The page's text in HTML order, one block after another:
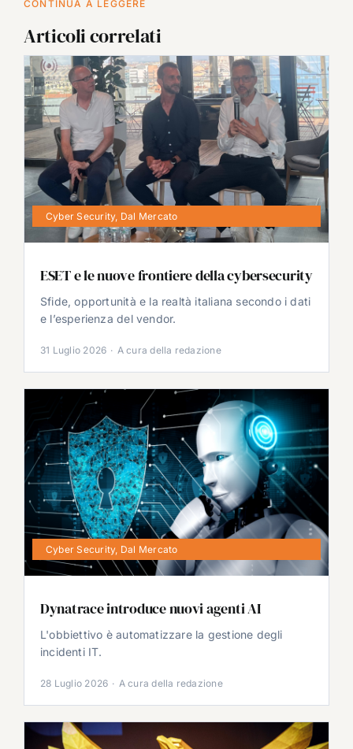
CONTINUA A LEGGERE
Articoli correlati
Cyber Security, Dal Mercato
ESET e le nuove frontiere della cybersecurity
Sfide, opportunità e la realtà italiana secondo i dati
e l’esperienza del vendor.
31 Luglio 2026 · A cura della redazione
Cyber Security, Dal Mercato
Dynatrace introduce nuovi agenti AI
L'obbiettivo è automatizzare la gestione degli
incidenti IT.
28 Luglio 2026 · A cura della redazione